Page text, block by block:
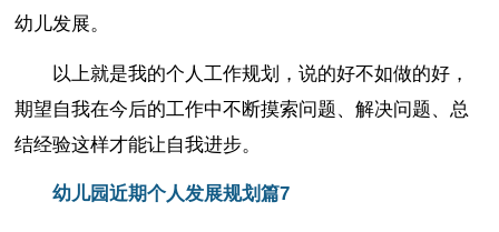
幼儿发展。
以上就是我的个人工作规划，说的好不如做的好，
期望自我在今后的工作中不断摸索问题、解决问题、总
结经验这样才能让自我进步。
幼儿园近期个人发展规划篇7